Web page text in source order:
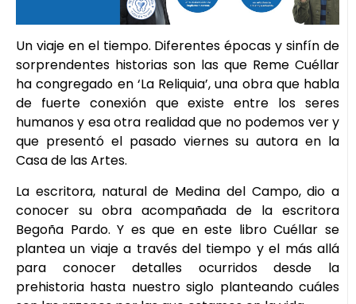
Un viaje en el tiempo. Diferentes épocas y sinfín de
sorprendentes historias son las que Reme Cuéllar
ha congregado en ‘La Reliquia’, una obra que habla
de fuerte conexión que existe entre los seres
humanos y esa otra realidad que no podemos ver y
que presentó el pasado viernes su autora en la
Casa de las Artes.
La escritora, natural de Medina del Campo, dio a
conocer su obra acompañada de la escritora
Begoña Pardo. Y es que en este libro Cuéllar se
plantea un viaje a través del tiempo y el más allá
para conocer detalles ocurridos desde la
prehistoria hasta nuestro siglo planteando cuáles